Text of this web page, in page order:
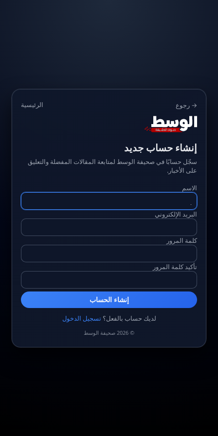
→ رجوع الرئيسية
إنشاء حساب جديد
سجّل حسابًا في صحيفة الوسط لمتابعة المقالات المفضلة والتعليق
على الأخبار.
الاسم
البريد الإلكتروني
كلمة المرور
تأكيد كلمة المرور
إنشاء الحساب
لديك حساب بالفعل؟تسجيل الدخول
© 2026 صحيفة الوسط